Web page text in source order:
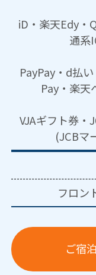
iD・楽天Edy・
通系
PayPay・d払
Pay・楽
VJAギフト券・
(JCBマ
フロン
ご宿